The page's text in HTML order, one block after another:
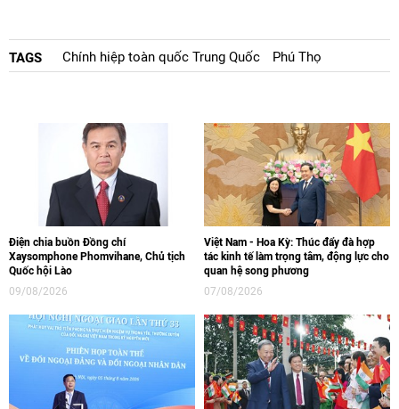
TAGS Chính hiệp toàn quốc Trung Quốc Phú Thọ
Điện chia buồn Đồng chí
Xaysomphone Phomvihane, Chủ tịch
Quốc hội Lào
09/08/2026
Việt Nam - Hoa Kỳ: Thúc đẩy đà hợp
tác kinh tế làm trọng tâm, động lực cho
quan hệ song phương
07/08/2026